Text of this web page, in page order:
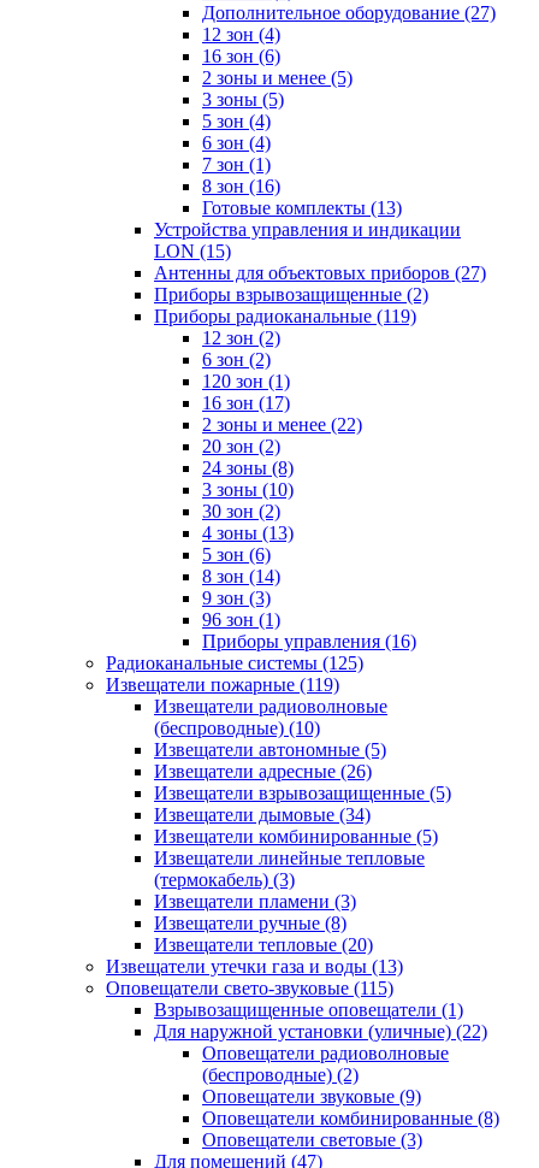
Дополнительное оборудование (27)
12 зон (4)
16 зон (6)
2 зоны и менее (5)
3 зоны (5)
5 зон (4)
6 зон (4)
7 зон (1)
8 зон (16)
Готовые комплекты (13)
Устройства управления и индикации
LON (15)
Антенны для объектовых приборов (27)
Приборы взрывозащищенные (2)
Приборы радиоканальные (119)
12 зон (2)
6 зон (2)
120 зон (1)
16 зон (17)
2 зоны и менее (22)
20 зон (2)
24 зоны (8)
3 зоны (10)
30 зон (2)
4 зоны (13)
5 зон (6)
8 зон (14)
9 зон (3)
96 зон (1)
Приборы управления (16)
Радиоканальные системы (125)
Извещатели пожарные (119)
Извещатели радиоволновые
(беспроводные) (10)
Извещатели автономные (5)
Извещатели адресные (26)
Извещатели взрывозащищенные (5)
Извещатели дымовые (34)
Извещатели комбинированные (5)
Извещатели линейные тепловые
(термокабель) (3)
Извещатели пламени (3)
Извещатели ручные (8)
Извещатели тепловые (20)
Извещатели утечки газа и воды (13)
Оповещатели свето-звуковые (115)
Взрывозащищенные оповещатели (1)
Для наружной установки (уличные) (22)
Оповещатели радиоволновые
(беспроводные) (2)
Оповещатели звуковые (9)
Оповещатели комбинированные (8)
Оповещатели световые (3)
Для помещений (47)